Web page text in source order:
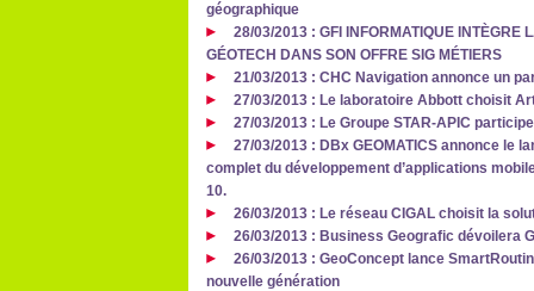
géographique
28/03/2013 : GFI INFORMATIQUE INTÈGRE
GÉOTECH DANS SON OFFRE SIG MÉTIERS
21/03/2013 : CHC Navigation annonce un
27/03/2013 : Le laboratoire Abbott choisit
27/03/2013 : Le Groupe STAR-APIC
27/03/2013 : DBx GEOMATICS annonce le
complet du développement d’applications
10.
26/03/2013 : Le réseau CIGAL choisit la
26/03/2013 : Business Geografic dévoilera
26/03/2013 : GeoConcept lance
nouvelle génération